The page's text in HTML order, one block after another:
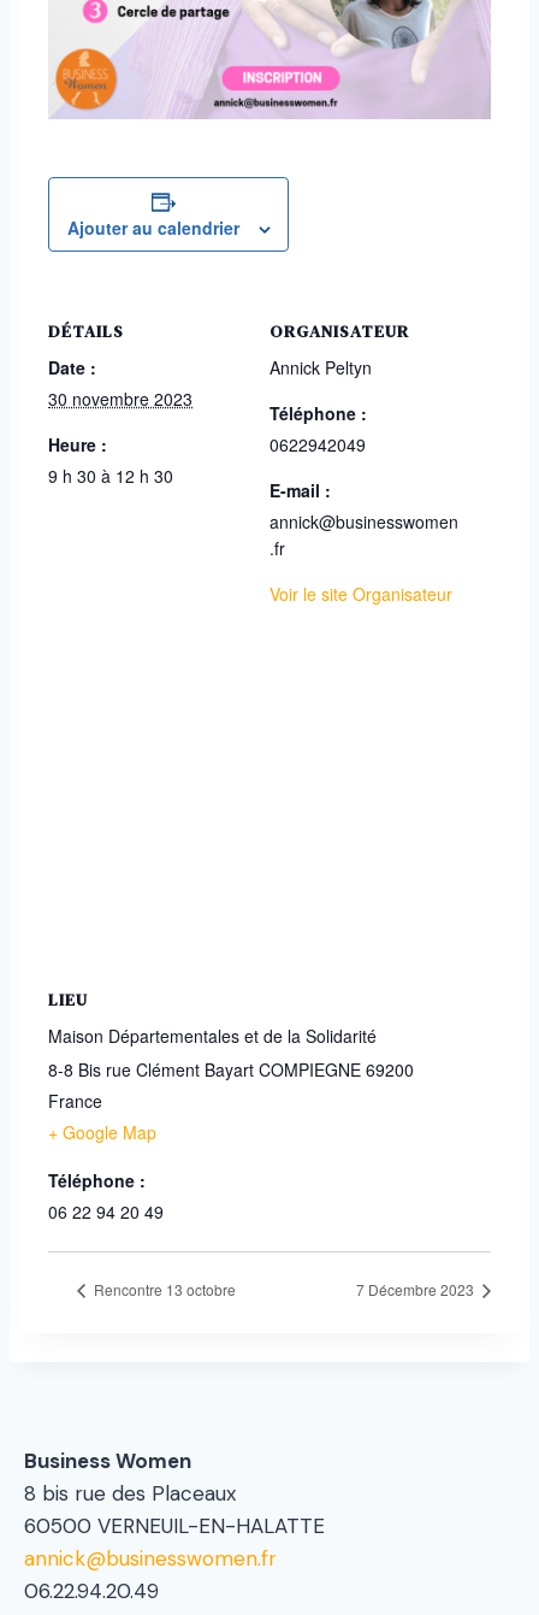
Ajouter au calendrier
DÉTAILS
Date :
30 novembre 2023
Heure :
9 h 30 à 12 h 30
ORGANISATEUR
Annick Peltyn
Téléphone :
0622942049
E-mail :
annick@businesswomen
.fr
Voir le site Organisateur
LIEU
Maison Départementales et de la Solidarité
8-8 Bis rue Clément Bayart COMPIEGNE 69200
France
+ Google Map
Téléphone :
06 22 94 20 49
Rencontre 13 octobre 7 Décembre 2023
Business Women
8 bis rue des Placeaux
60500 VERNEUIL-EN-HALATTE
annick@businesswomen.fr
06.22.94.20.49